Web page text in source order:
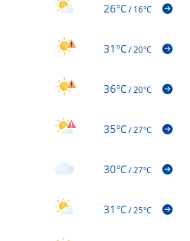
26°C/16°C
31°C/20°C
36°C/20°C
35°C/27°C
30°C/27°C
31°C/25°C